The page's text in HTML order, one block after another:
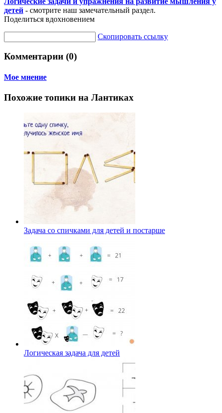
детей - смотрите наш замечательный раздел.
Поделиться вдохновением
Скопировать ссылку
Комментарии (0)
Мое мнение
Похожие топики на Лантиках
Задача со спичками для детей и постарше
Логическая задача для детей